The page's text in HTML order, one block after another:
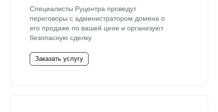
Специалисты Руцентра проведут
переговоры с администратором домена о
его продаже по вашей цене и организуют
безопасную сделку.
Заказать услугу